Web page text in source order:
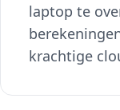
laptop te
krachtige